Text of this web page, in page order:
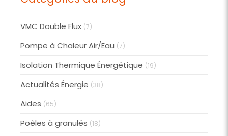
VMC Double Flux (7)
Pompe à Chaleur Air/Eau (7)
Isolation Thermique Énergétique (19)
Actualités Énergie (38)
Aides (65)
Poêles à granulés (18)